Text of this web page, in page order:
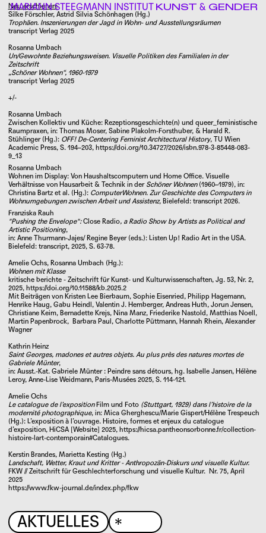
MARIANN STEEGMANN INSTITUT KUNST &GENDER
INSTITUT
KOOPERATIONEN
PERSONEN
VERANSTALTUNGEN
FORSCHUNG
PUBLIKATIONEN
LEHRE
BIBLIOTHEK
MSI
1112156c-9329-4f48-be5b-d1433e84fc6a
de50cade-b623-4eb2-b920-040a22a4505b
c1ef2483-5e6e-4ec9-81b6-d26b0c84a69a
a31d55a7-8b39-47a8-96a8-4ae4a364ee00
aae62471-8e10-44b1-b9e6-6f1f8eb9bfaa
ed1e9e63-199f-4e3d-9362-b3f21f18ab3d
8f733999-1274-4816-baee-5ee711d117da
d62521d0-bc31-4e9f-8dc7-d7a7244c35a2
f1835896-152a-4fa3-8010-b25db8be175f
5daf6995-b881-4f69-af6a-a9c6716f88ab
e56a45d2-0cf5-4811-83b8-800fa41c9626
d969dee7-620d-4d09-9d86-7af5298b413a
fbd7006f-dae9-4463-9eac-b0f2d6ea5e8f
60460a5a-41e7-48e0-82c8-0bc0342f50b5
4a679fda-d3f1-41a5-985d-48efffd571e0
fdb174ec-2307-46f1-9e95-db258e4aecda
14a84e6d-0e11-46c0-8005-783d69e04826
ff259a2e-c4a7-465c-ae84-cedc26ecf54f
bbab8385-537b-4882-8a3e-8b69b02e9881
KONTAKT
IMPRESSUM
AKTUELLES
Neu erschienen:
Silke Förschler, Astrid Silvia Schönhagen (Hg.)
Trophäen. Inszenierungen der Jagd in Wohn- und Ausstellungsräumen
transcript Verlag 2025
Rosanna Umbach
Un/Gewohnte Beziehungsweisen. Visuelle Politiken des Familialen in der
Zeitschrift
„Schöner Wohnen“, 1960-1979
transcript Verlag 2025
+/-
Rosanna Umbach
Zwischen Kollektiv und Küche: Rezeptionsgeschichte(n) und queer_feministische
Raumpraxen, in: Thomas Moser, Sabine Plakolm-Forsthuber, & Harald R.
Stühlinger (Hg.): OFF! De-Centering Feminist Architectural History, TU Wien
Academic Press, S. 194–203, https://doi.org/10.34727/2026/isbn.978-3-85448-083-
9_13
Rosanna Umbach
Wohnen im Display: Von Haushaltscomputern und Home Office. Visuelle
Verhältnisse von Hausarbeit & Technik in der Schöner Wohnen(1960–1979), in:
Christina Bartz et al. (Hg.): ComputerWohnen. Zur Geschichte des Computers in
Wohnumgebungen zwischen Arbeit und Assistenz, Bielefeld: transcript 2026.
Franziska Rauh
"Pushing the Envelope":Close Radio, a Radio Show by Artists as Political and
Artistic Positioning,
in: Anne Thurmann-Jajes/ Regine Beyer (eds.): Listen Up! Radio Art in the USA.
Bielefeld: transcript, 2025, S. 63-78.
Amelie Ochs, Rosanna Umbach (Hg.):
Wohnen mit Klasse
kritische berichte - Zeitschrift für Kunst- und Kulturwissenschaften, Jg. 53, Nr. 2,
2025, https://doi.org/10.11588/kb.2025.2
Mit Beiträgen von Kristen Lee Bierbaum, Sophie Eisenried, Philipp Hagemann,
Henrike Haug, Gabu Heindl, Valentin J. Hemberger, Andreas Huth, Jorun Jensen,
Christiane Keim, Bernadette Krejs, Nina Manz, Friederike Nastold, Matthias Noell,
Martin Papenbrock, Barbara Paul, Charlotte Püttmann, Hannah Rhein, Alexander
Wagner
Kathrin Heinz
Saint Georges, madones et autres objets. Au plus près des natures mortes de
Gabriele Münter,
in: Ausst.-Kat. Gabriele Münter : Peindre sans détours, hg. Isabelle Jansen, Hélène
Leroy, Anne-Lise Weidmann, Paris-Musées 2025, S. 114-121.
Amelie Ochs
Le catalogue de l’expositionFilm und Foto(Stuttgart, 1929) dans l’histoire de la
modernité photographique, in: Mica Gherghescu/Marie Gispert/Hélène Trespeuch
(Hg.): L’exposition à l’ouvrage. Histoire, formes et enjeux du catalogue
d’exposition, HiCSA [Website] 2025, https://hicsa.pantheonsorbonne.fr/collection-
histoire-lart-contemporain#Catalogues.
Kerstin Brandes, Marietta Kesting (Hg.)
Landschaft, Wetter, Kraut und Kritter - Anthropozän-Diskurs und visuelle Kultur.
FKW // Zeitschrift für Geschlechterforschung und visuelle Kultur. Nr. 75, April
2025
https://www.fkw-journal.de/index.php/fkw